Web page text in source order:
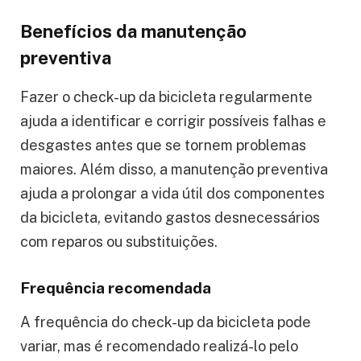
Benefícios da manutenção
preventiva
Fazer o check-up da bicicleta regularmente
ajuda a identificar e corrigir possíveis falhas e
desgastes antes que se tornem problemas
maiores. Além disso, a manutenção preventiva
ajuda a prolongar a vida útil dos componentes
da bicicleta, evitando gastos desnecessários
com reparos ou substituições.
Frequência recomendada
A frequência do check-up da bicicleta pode
variar, mas é recomendado realizá-lo pelo